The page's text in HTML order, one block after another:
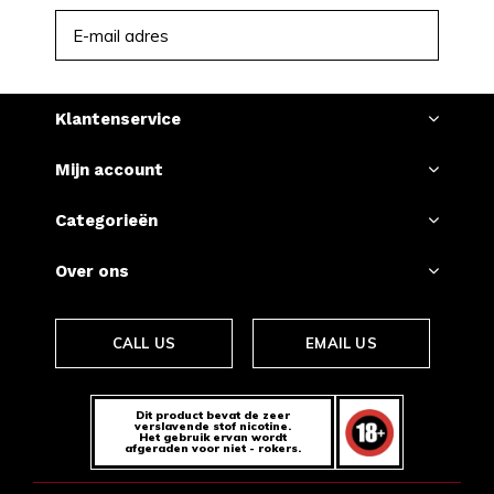
Klantenservice
Mijn account
Categorieën
Over ons
CALL US EMAIL US
Dit product bevat de zeer
verslavende stof nicotine.
Het gebruik ervan wordt
afgeraden voor niet - rokers.